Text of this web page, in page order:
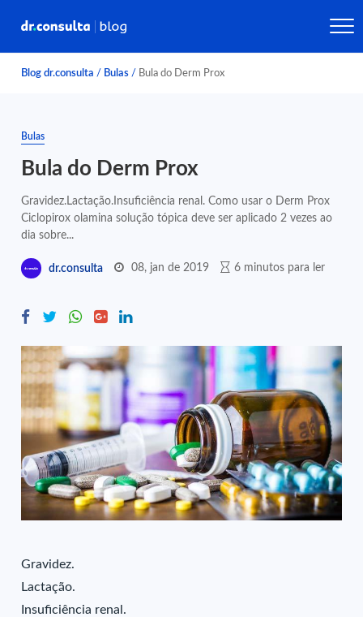
Blog dr.consulta / Bulas / Bula do Derm Prox
Bulas
Bula do Derm Prox
Gravidez.Lactação.Insuficiência renal. Como usar o Derm Prox
Ciclopirox olamina solução tópica deve ser aplicado 2 vezes ao
dia sobre...
dr.consulta 08, jan de 2019 6 minutos para ler
Gravidez.
Lactação.
Insuficiência renal.